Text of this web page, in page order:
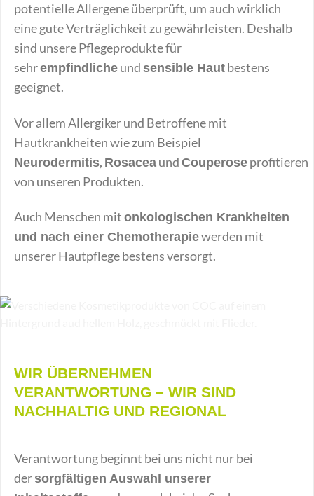
potentielle Allergene überprüft, um auch wirklich
eine gute Verträglichkeit zu gewährleisten. Deshalb
sind unsere Pflegeprodukte für
sehrempfindliche und sensible Haut bestens
geeignet.
Vor allem Allergiker und Betroffene mit
Hautkrankheiten wie zum Beispiel
Neurodermitis, Rosacea und Couperose profitieren
von unseren Produkten.
Auch Menschen mit onkologischen Krankheiten
und nach einer Chemotherapiewerden mit
unserer Hautpflege bestens versorgt.
WIR ÜBERNEHMEN
VERANTWORTUNG – WIR SIND
NACHHALTIG UND REGIONAL
Verantwortung beginnt bei uns nicht nur bei
der sorgfältigen Auswahl unserer